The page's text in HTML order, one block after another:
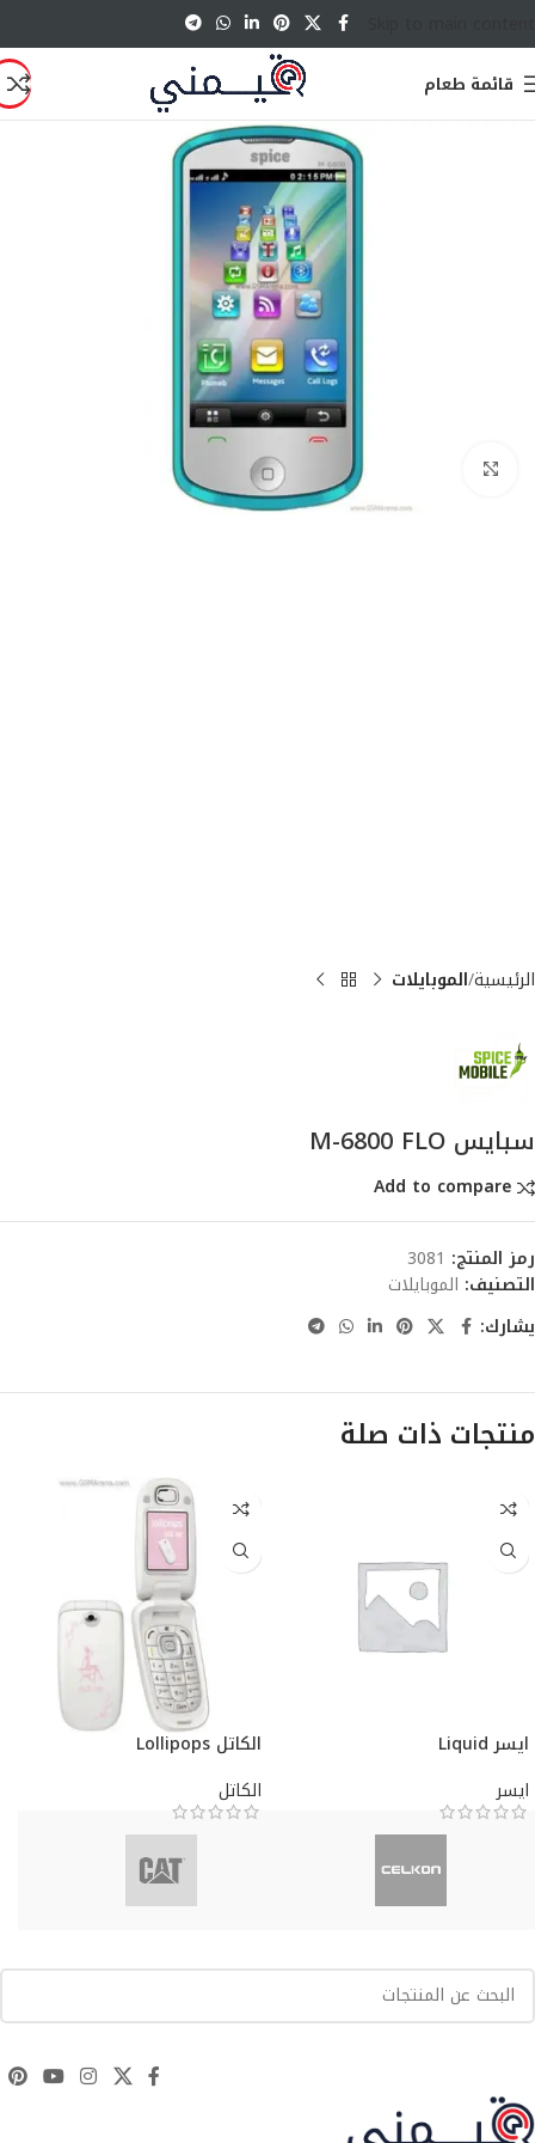
قائمة طعام
الرئيسية الموبايلات
سبايس M-6800 FLO
Add to compare
رمز المنتج: 3081
التصنيف: الموبايلات
يشارك:
منتجات ذات صلة
ايسر Liquid
ايسر
الكاتل Lollipops
الكاتل